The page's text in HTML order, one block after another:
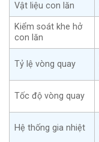
Vật liệu con lăn
Kiểm soát khe hở
con lăn
Tỷ lệ vòng quay
Tốc độ vòng quay
Hệ thống gia nhiệt